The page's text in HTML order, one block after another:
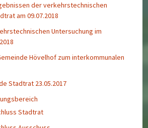
der verkehrstechnischen
am 09.07.2018
Untersuchung im
Hövelhof zum interkommunalen
Stadtrat 23.05.2017
Stadtrat